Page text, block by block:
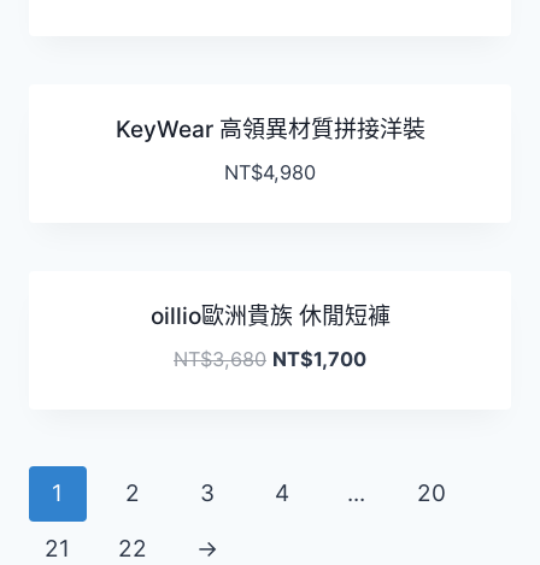
KeyWear 高領異材質拼接洋裝
NT$4,980
oillio歐洲貴族 休閒短褲
NT$3,680 NT$1,700
1 2 3 4 ...
20
21
22 →